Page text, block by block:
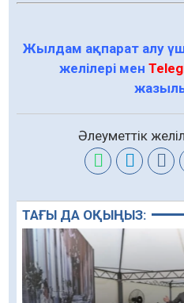
Жылдам ақпарат алу
желілері мен
Әлеуметтік
ТАҒЫ ДА ОҚЫҢЫЗ: